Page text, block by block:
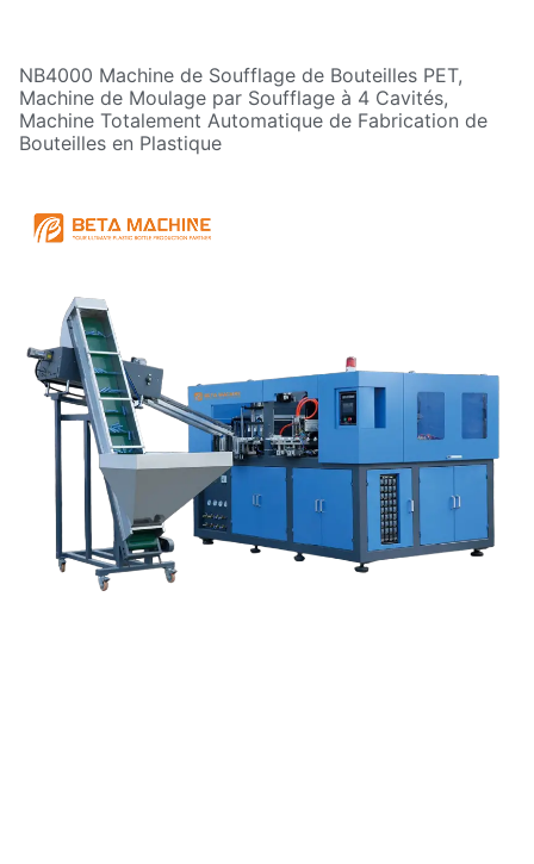
NB4000 Machine de Soufflage de Bouteilles PET,
Machine de Moulage par Soufflage à 4 Cavités,
Machine Totalement Automatique de Fabrication de
Bouteilles en Plastique